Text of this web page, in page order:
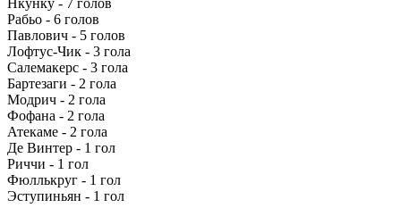
Рабьо - 6 голов
Павлович - 5 голов
Лофтус-Чик - 3 гола
Салемакерс - 3 гола
Бартезаги - 2 гола
Модрич - 2 гола
Фофана - 2 гола
Атекаме - 2 гола
Де Винтер - 1 гол
Риччи - 1 гол
Фюллькруг - 1 гол
Эступиньян - 1 гол